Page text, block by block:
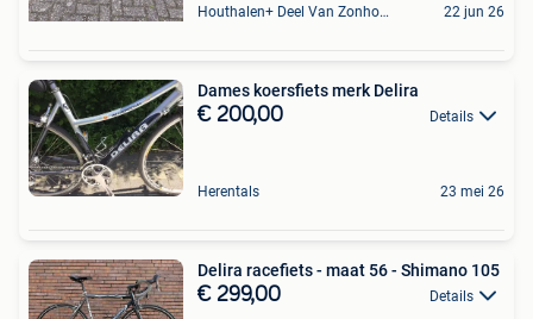
Houthalen+ Deel Van Zonhoven En Zolder 22 jun 26
Dames koersfiets merk Delira
€ 200,00 Details
Herentals 23 mei 26
Delira racefiets - maat 56 - Shimano 105
€ 299,00 Details